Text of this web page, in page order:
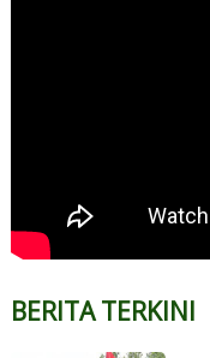
BERITA TERKINI